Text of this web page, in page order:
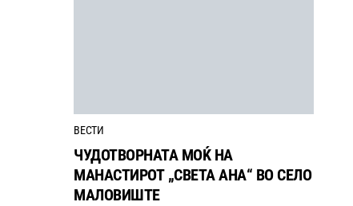
ВЕСТИ
ЧУДОТВОРНАТА МОЌ НА
МАНАСТИРОТ „СВЕТА АНА“ ВО СЕЛО
МАЛОВИШТЕ